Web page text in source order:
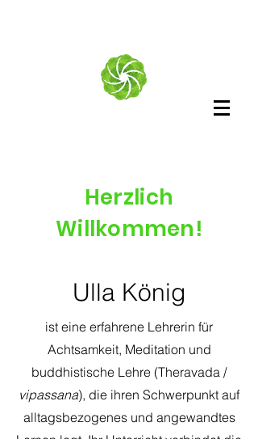
Herzlich
Willkommen!
Ulla König
ist eine erfahrene Lehrerin für
Achtsamkeit, Meditation und
buddhistische Lehre (Theravada /
vipassana), die ihren Schwerpunkt auf
alltagsbezogenes und angewandtes